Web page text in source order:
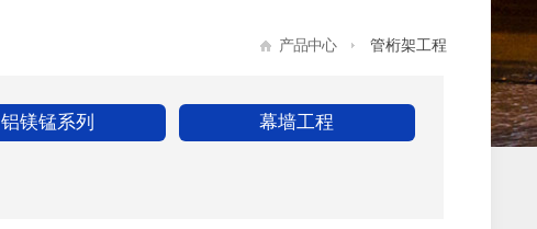
产品中心 管桁架工程
铝镁锰系列 幕墙工程